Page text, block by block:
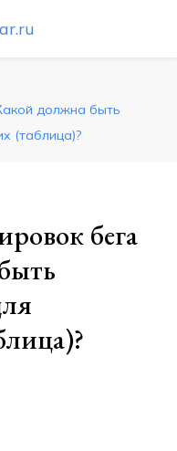
правильные
тренировок
должна быть
(таблица)?
бега